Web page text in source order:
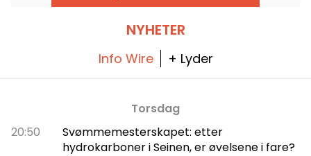
tilreisende, og er den ideelle plassen for å
danseitenseningene i hovedstaden.
NYHETER
Info Wire + Lyder
Torsdag
20:50
Svømmemesterskapet: etter
hydrokarboner i Seinen, er øvelsene i fare?